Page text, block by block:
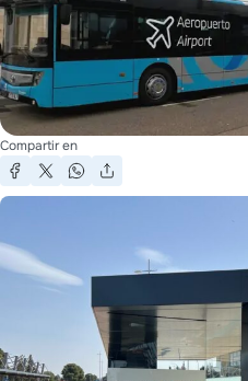
Compartir en